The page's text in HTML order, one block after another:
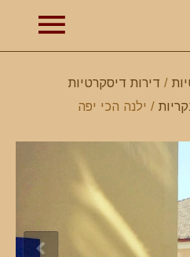
/ דירות דיסקרטיות
/ ילנה הכי יפה